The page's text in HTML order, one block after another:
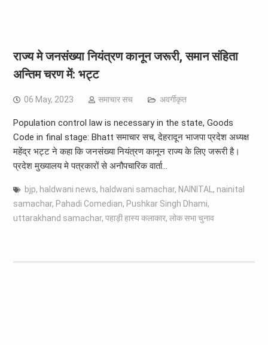
राज्य मे जनसंख्या नियंत्रण कानून जरूरी, समान संहिता
अन्तिम चरण में: भट्ट
06 May, 2023 समाचार सच अवर्गीकृत
Population control law is necessary in the state, Goods
Code in final stage: Bhatt समाचार सच, देहरादून भाजपा प्रदेश अध्यक्ष
महेंद्र भट्ट ने कहा कि जनसंख्या नियंत्रण कानून राज्य के लिए जरूरी है।
प्रदेश मुख्यालय मे पत्रकारों से अनौपचारिक वार्ता…
bjp, haldwani news, haldwani samachar, NAINITAL , nainital
samachar, Pahadi Comedian, Pushkar Singh Dhami,
uttarakhand samachar, पहाड़ी हास्य कलाकार, लोक सभा चुनाव